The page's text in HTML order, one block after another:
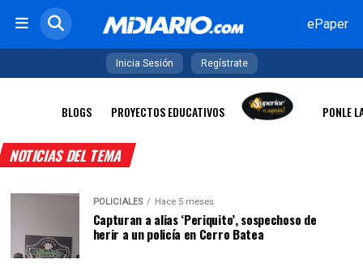
ePaper
Inicia Sesión Regístrate
BLOGS PROYECTOS EDUCATIVOS PONLE
NOTICIAS DEL TEMA
POLICIALES Hace 5 meses
Capturan a alias ‘Periquito’, sospechoso de
herir a un policía en Cerro Batea